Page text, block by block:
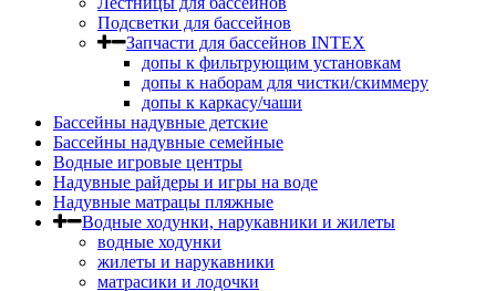
Подсветки для бассейнов
Запчасти для бассейнов INTEX
допы к фильтрующим установкам
допы к наборам для чистки/скиммеру
допы к каркасу/чаши
Бассейны надувные детские
Бассейны надувные семейные
Водные игровые центры
Надувные райдеры и игры на воде
Надувные матрацы пляжные
Водные ходунки, нарукавники и жилеты
водные ходунки
жилеты и нарукавники
матрасики и лодочки